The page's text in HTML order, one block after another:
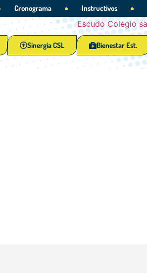
Cronograma Instructivos
Bienestar Est.
Sinergia CSL